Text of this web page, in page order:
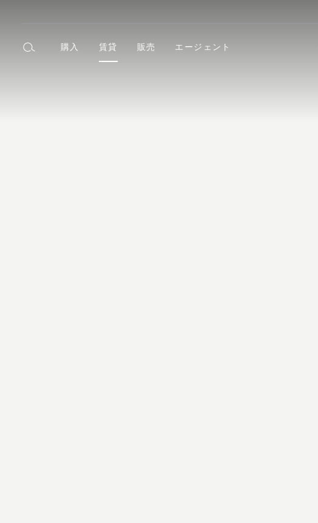
購入 賃貸 販売 エージェント